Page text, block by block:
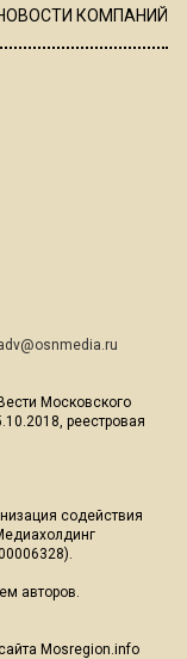
КОМПАНИЙ
Московского
реестровая
содействия
авторов.
Mosregion.info